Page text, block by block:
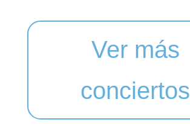
Ver más
conciertos